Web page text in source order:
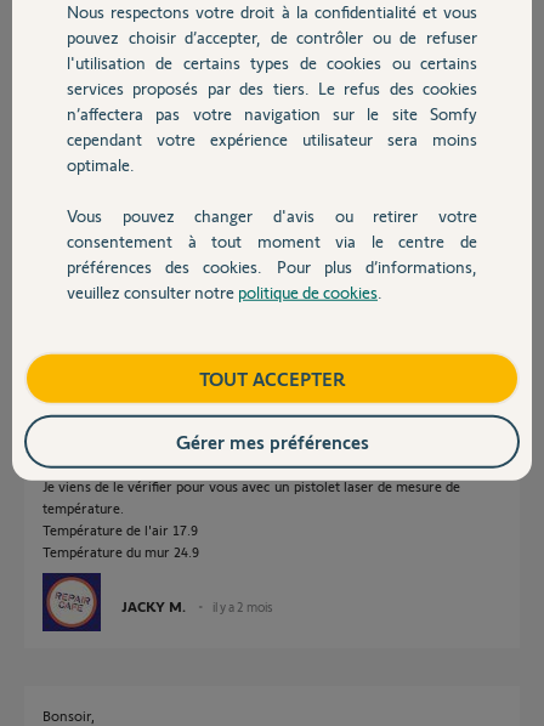
Chauffage
Autres produits
Devis avec un pro
Contact
allait se recalibrer, mais même résultat.
Comment pallier à ce défaut?
Merci,
il y a 2 mois
Participer au fil de discussion
Réponses
Si il était sur une surface métallique l'écart serait encore plus grand.
L'écart que vous avez correspond à l'écart de température entre le mur
et l'air.
Je viens de le vérifier pour vous avec un pistolet laser de mesure de
température.
Température de l'air 17.9
Température du mur 24.9
JACKY M. il y a 2 mois
Bonsoir,
Nous respectons votre droit à la confidentialité et vous
pouvez choisir d’accepter, de contrôler ou de refuser
l'utilisation de certains types de cookies ou certains
services proposés par des tiers. Le refus des cookies
n’affectera pas votre navigation sur le site Somfy
cependant votre expérience utilisateur sera moins
optimale.
Vous pouvez changer d'avis ou retirer votre
consentement à tout moment via le centre de
préférences des cookies. Pour plus d’informations,
veuillez consulter notre politique de cookies
TOUT ACCEPTER
Gérer mes préférences